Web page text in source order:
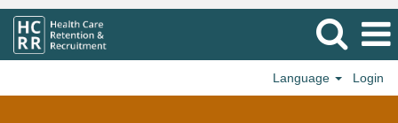
Language Login